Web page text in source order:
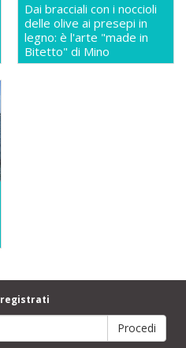
Dai bracciali con i noccioli
delle olive ai presepi in
legno: è l'arte "made in
Bitetto" di Mino
registrati